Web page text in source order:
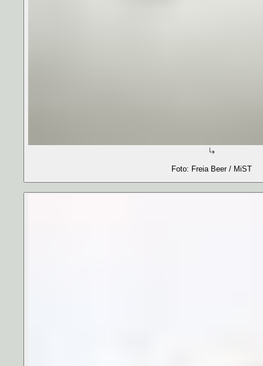
Foto: Freia Beer / MiST